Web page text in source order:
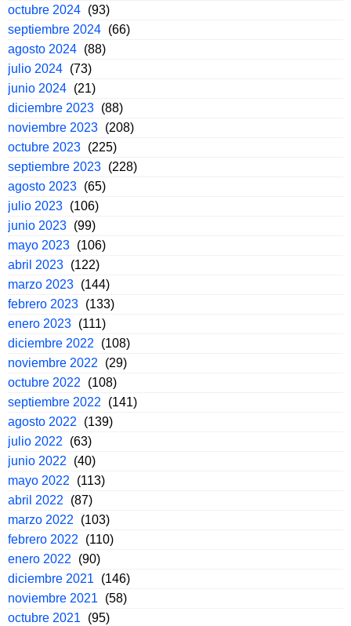
octubre 2024 (93)
septiembre 2024 (66)
agosto 2024 (88)
julio 2024 (73)
junio 2024 (21)
diciembre 2023 (88)
noviembre 2023 (208)
octubre 2023 (225)
septiembre 2023 (228)
agosto 2023 (65)
julio 2023 (106)
junio 2023 (99)
mayo 2023 (106)
abril 2023 (122)
marzo 2023 (144)
febrero 2023 (133)
enero 2023 (111)
diciembre 2022
(108)
noviembre 2022
(29)
octubre 2022
(108)
septiembre 2022
(141)
agosto 2022
(139)
julio 2022
(63)
junio 2022
(40)
mayo 2022
(113)
abril 2022
(87)
marzo 2022
(103)
febrero 2022
(110)
enero 2022
(90)
diciembre 2021
(146)
noviembre 2021
(58)
octubre 2021
(95)